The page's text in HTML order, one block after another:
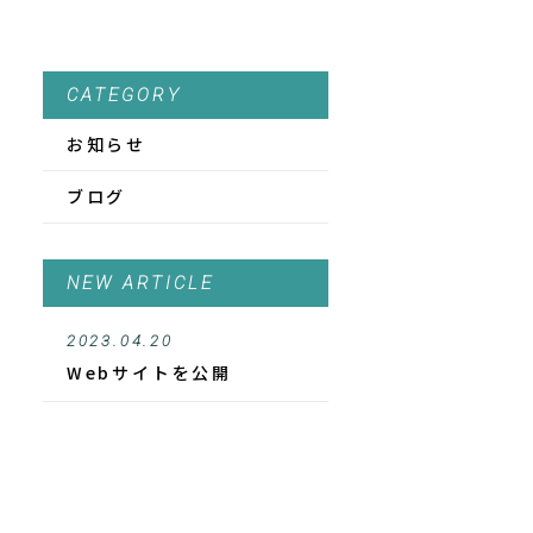
CATEGORY
お知らせ
ブログ
NEW ARTICLE
2023.04.20
Webサイトを公開